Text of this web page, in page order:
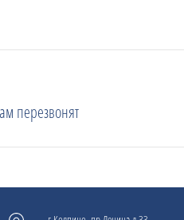
перезвонят